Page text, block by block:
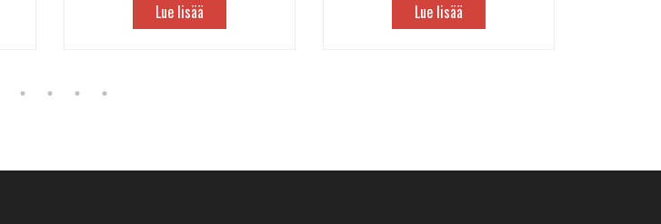
Lue lisää Lue lisää